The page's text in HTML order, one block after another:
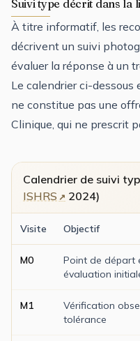
Suivi type décrit dans la
À titre informatif, les
décrivent un suivi
évaluer la réponse à un
Le calendrier ci-
ne constitue pas une
Clinique, qui ne prescrit
Calendrier de suivi
ISHRS
2024)
Visite Objectif
M0
Point de départ
évaluation
M1
Vérification
tolérance